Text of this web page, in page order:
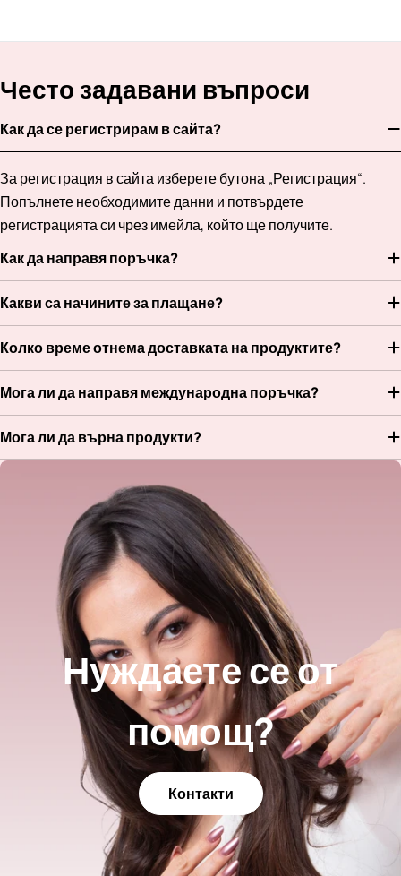
Нуждаете се от
помощ?
Контакти
Често задавани въпроси
Как да се регистрирам в сайта?
За регистрация в сайта изберете бутона „Регистрация“.
Попълнете необходимите данни и потвърдете
регистрацията си чрез имейла, който ще получите.
Как да направя поръчка?
Какви са начините за плащане?
Колко време отнема доставката на продуктите?
Мога ли да направя международна поръчка?
Мога ли да върна продукти?